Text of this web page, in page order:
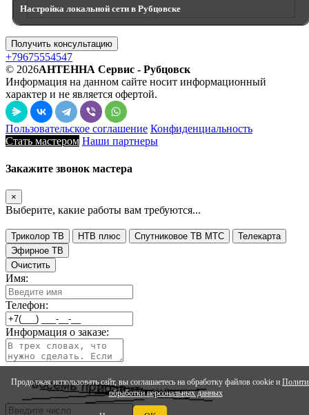
Продолжая использовать сайт, вы соглашаетесь на обработку файлов cookie и
обработки персональных данных
Настройка локальной сети в Рубцовске
Получить консультацию
+79675554547
© 2026АНТЕННА Сервис - Рубцовск
Информация на данном сайте носит информационный
характер и не является офертой.
Пользовательское соглашение Конфиденциальность
Стать мастером Наши партнеры
Закажите звонок мастера
×
Выберите, какие работы вам требуются...
Триколор ТВ НТВ плюс Спутниковое ТВ МТС
Телекарта
Эфирное ТВ
Очистить
Имя:
Телефон:
Информация о заказе: